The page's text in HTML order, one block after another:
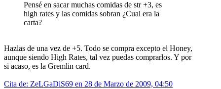
Pensé en sacar muchas comidas de str +3, es
high rates y las comidas sobran ¿Cual era la
carta?
Hazlas de una vez de +5. Todo se compra excepto el Honey,
aunque siendo High Rates, tal vez puedas comprarlos. Y por
si acaso, es la Gremlin card.
Cita de: ZeLGaDiS69 en 28 de Marzo de 2009, 04:50